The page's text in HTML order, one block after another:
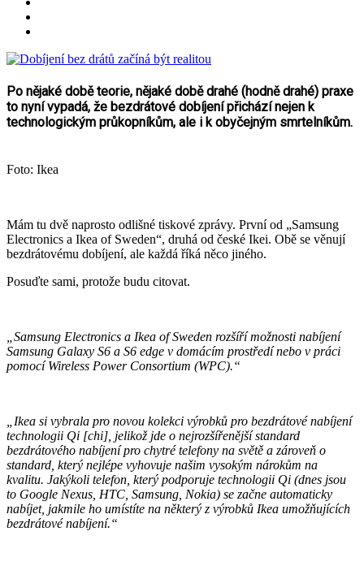
Po nějaké době teorie, nějaké době drahé (hodně drahé) praxe
to nyní vypadá, že bezdrátové dobíjení přichází nejen k
technologickým průkopníkům, ale i k obyčejným smrtelníkům.
Foto: Ikea
Mám tu dvě naprosto odlišné tiskové zprávy. První od „Samsung
Electronics a Ikea of Sweden“, druhá od české Ikei. Obě se věnují
bezdrátovému dobíjení, ale každá říká něco jiného.
Posuďte sami, protože budu citovat.
„Samsung Electronics a Ikea of Sweden rozšíří možnosti nabíjení
Samsung Galaxy S6 a S6 edge v domácím prostředí nebo v práci
pomocí Wireless Power Consortium (WPC).“
„Ikea si vybrala pro novou kolekci výrobků pro bezdrátové nabíjení
technologii Qi [chi], jelikož jde o nejrozšířenější standard
bezdrátového nabíjení pro chytré telefony na světě a zároveň o
standard, který nejlépe vyhovuje našim vysokým nárokům na
kvalitu. Jakýkoli telefon, který podporuje technologii Qi (dnes jsou
to Google Nexus, HTC, Samsung, Nokia) se začne automaticky
nabíjet, jakmile ho umístíte na některý z výrobků Ikea umožňujících
bezdrátové nabíjení.“